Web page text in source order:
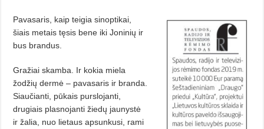
Pavasaris, kaip teigia sinoptikai,
šiais metais tęsis bene iki Joninių ir
bus brandus.
Gražiai skamba. Ir kokia miela
žodžių dermė – pavasaris ir branda.
Siaučianti, pūkais purslojanti,
drugiais plasnojanti žiedų jaunystė
ir žalia, nuo lietaus apsunkusi, rami